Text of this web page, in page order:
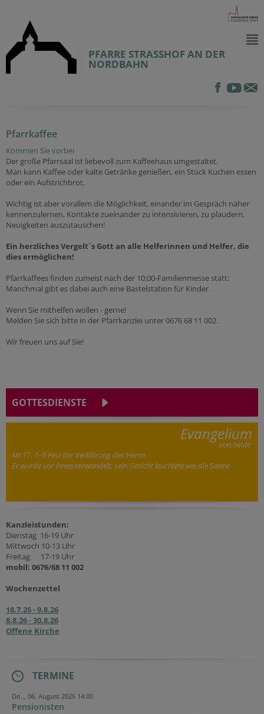
PFARRE STRASSHOF AN DER
NORDBAHN
Pfarrkaffee
Kommen Sie vorbei
Der große Pfarrsaal ist liebevoll zum Kaffeehaus umgestaltet.
Man kann Kaffee oder kalte Getränke genießen, ein Stück Kuchen essen
oder ein Aufstrichbrot.
Wichtig ist aber vorallem die Möglichkeit, einander im Gespräch näher
kennenzulernen, Kontakte zueinander zu intensivieren, zu plaudern,
Neuigkeiten auszutauschen!
Ein herzliches Vergelt´s Gott an alle Helferinnen und Helfer, die
dies ermöglichen!
Pfarrkaffees finden zumeist nach der 10:00-Familienmesse statt:
Manchmal gibt es dabei auch eine Bastelstation für Kinder.
Wenn Sie mithelfen wollen - gerne!
Melden Sie sich bitte in der Pfarrkanzlei unter 0676 68 11 002.
Wir freuen uns auf Sie!
GOTTESDIENSTE
Evangelium
von heute
Mt 17, 1–9 Fest der Verklärung des Herrn
Er wurde vor ihnen verwandelt; sein Gesicht leuchtete wie die Sonne
Kanzleistunden:
Dienstag 16-19 Uhr
Mittwoch 10-13 Uhr
Freitag 17-19 Uhr
mobil: 0676/68 11 002
Wochenzettel
18.7.26 - 9.8.26
8.8.26 - 30.8.26
Offene Kirche
TERMINE
Do.., 06. August 2026 14:00
Pensionisten